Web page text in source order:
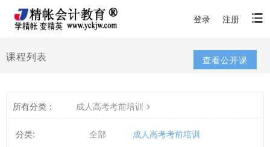
登录 注册
课程列表 查看公开课
所有分类： 成人高考考前培训
分类: 全部 成人高考考前培训